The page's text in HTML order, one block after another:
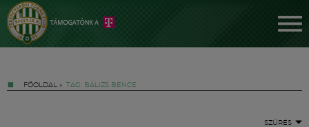
FŐOLDAL » TAG: BÁLIZS BENCE
SZŰRÉS